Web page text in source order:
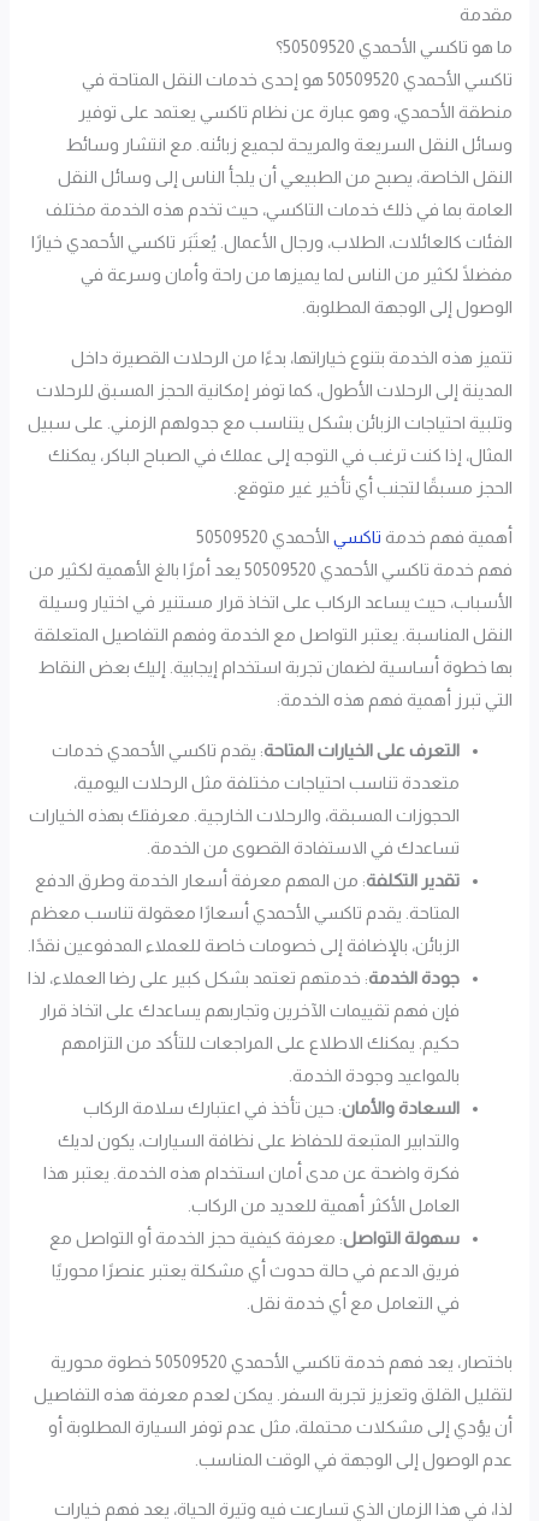
مقدمة
ما هو تاكسي الأحمدي 50509520؟
تاكسي الأحمدي 50509520 هو إحدى خدمات النقل المتاحة في
منطقة الأحمدي، وهو عبارة عن نظام تاكسي يعتمد على توفير
وسائل النقل السريعة والمريحة لجميع زبائنه. مع انتشار وسائط
النقل الخاصة، يصبح من الطبيعي أن يلجأ الناس إلى وسائل النقل
العامة بما في ذلك خدمات التاكسي، حيث تخدم هذه الخدمة مختلف
الفئات كالعائلات، الطلاب، ورجال الأعمال. يُعتَبَر تاكسي الأحمدي خيارًا
مفضلًا لكثير من الناس لما يميزها من راحة وأمان وسرعة في
الوصول إلى الوجهة المطلوبة.
تتميز هذه الخدمة بتنوع خياراتها، بدءًا من الرحلات القصيرة داخل
المدينة إلى الرحلات الأطول، كما توفر إمكانية الحجز المسبق للرحلات
وتلبية احتياجات الزبائن بشكل يتناسب مع جدولهم الزمني. على سبيل
المثال، إذا كنت ترغب في التوجه إلى عملك في الصباح الباكر، يمكنك
الحجز مسبقًا لتجنب أي تأخير غير متوقع.
أهمية فهم خدمة تاكسي الأحمدي 50509520
فهم خدمة تاكسي الأحمدي 50509520 يعد أمرًا بالغ الأهمية لكثير من
الأسباب، حيث يساعد الركاب على اتخاذ قرار مستنير في اختيار وسيلة
النقل المناسبة. يعتبر التواصل مع الخدمة وفهم التفاصيل المتعلقة
بها خطوة أساسية لضمان تجربة استخدام إيجابية. إليك بعض النقاط
التي تبرز أهمية فهم هذه الخدمة:
التعرف على الخيارات المتاحة: يقدم تاكسي الأحمدي خدمات
متعددة تناسب احتياجات مختلفة مثل الرحلات اليومية،
الحجوزات المسبقة، والرحلات الخارجية. معرفتك بهذه الخيارات
تساعدك في الاستفادة القصوى من الخدمة.
تقدير التكلفة: من المهم معرفة أسعار الخدمة وطرق الدفع
المتاحة. يقدم تاكسي الأحمدي أسعارًا معقولة تناسب معظم
الزبائن، بالإضافة إلى خصومات خاصة للعملاء المدفوعين نقدًا.
جودة الخدمة: خدمتهم تعتمد بشكل كبير على رضا العملاء، لذا
فإن فهم تقييمات الآخرين وتجاربهم يساعدك على اتخاذ قرار
حكيم. يمكنك الاطلاع على المراجعات للتأكد من التزامهم
بالمواعيد وجودة الخدمة.
السعادة والأمان: حين تأخذ في اعتبارك سلامة الركاب
والتدابير المتبعة للحفاظ على نظافة السيارات، يكون لديك
فكرة واضحة عن مدى أمان استخدام هذه الخدمة. يعتبر هذا
العامل الأكثر أهمية للعديد من الركاب.
سهولة التواصل: معرفة كيفية حجز الخدمة أو التواصل مع
فريق الدعم في حالة حدوث أي مشكلة يعتبر عنصرًا محوريًا
في التعامل مع أي خدمة نقل.
باختصار، يعد فهم خدمة تاكسي الأحمدي 50509520 خطوة محورية
لتقليل القلق وتعزيز تجربة السفر. يمكن لعدم معرفة هذه التفاصيل
أن يؤدي إلى مشكلات محتملة، مثل عدم توفر السيارة المطلوبة أو
عدم الوصول إلى الوجهة في الوقت المناسب.
لذا، في هذا الزمان الذي تسارعت فيه وتيرة الحياة، يعد فهم خيارات